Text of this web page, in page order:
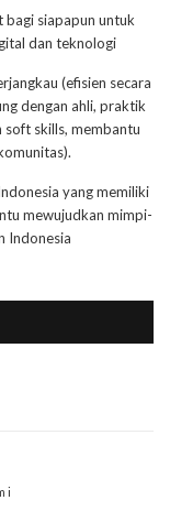
bagi siapapun untuk
dan teknologi
(efisien secara
dengan ahli, praktik
soft skills, membantu
yang memiliki
mewujudkan mimpi-
Indonesia